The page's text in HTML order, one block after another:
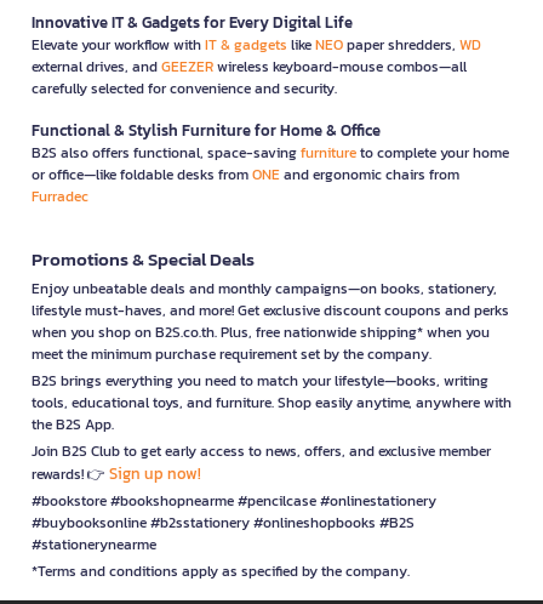
Innovative IT & Gadgets for Every Digital Life
Elevate your workflow withIT & gadgets likeNEOpaper shredders, WD
external drives, andGEEZERwireless keyboard-mouse combos—all
carefully selected for convenience and security.
Functional & Stylish Furniture for Home & Office
B2S also offers functional, space-savingfurnitureto complete your home
or office—like foldable desks fromONEand ergonomic chairs from
Furradec
Promotions & Special Deals
Enjoy unbeatable deals and monthly campaigns—on books, stationery,
lifestyle must-haves, and more! Get exclusive discount coupons and perks
when you shop on B2S.co.th. Plus, free nationwide shipping* when you
meet the minimum purchase requirement set by the company.
B2S brings everything you need to match your lifestyle—books, writing
tools, educational toys, and furniture. Shop easily anytime, anywhere with
the B2S App.
Join B2S Club to get early access to news, offers, and exclusive member
rewards! 👉 Sign up now!
#bookstore #bookshopnearme #pencilcase #onlinestationery
#buybooksonline #b2sstationery #onlineshopbooks #B2S
#stationerynearme
*Terms and conditions apply as specified by the company.